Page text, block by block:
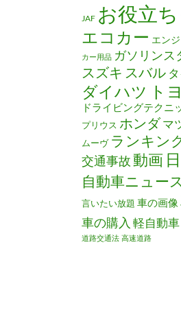
JAF お役立ち
エコカー エン
カー用品 ガソリンス
スズキ スバル
ダイハツ ト
ドライビングテクニ
プリウス ホンダマ
ムーヴ ランキン
交通事故動画
自動車ニュース
言いたい放題 車の画像
車の購入 軽自動車
道路交通法 高速道路